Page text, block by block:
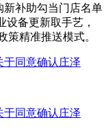
新补助勾当门店名单
设备更新取手艺，
策精准推送模式。
于同意确认庄泽
于同意确认庄泽